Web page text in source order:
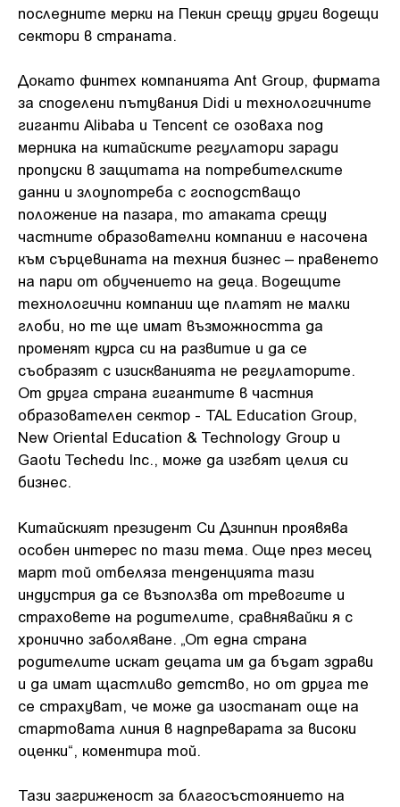
последните мерки на Пекин срещу други водещи
сектори в страната.
Докато финтех компанията Ant Group, фирмата
за споделени пътувания Didi и технологичните
гиганти Alibaba и Tencent се озоваха под
мерника на китайските регулатори заради
пропуски в защитата на потребителските
данни и злоупотреба с господстващо
положение на пазара, то атаката срещу
частните образователни компании е насочена
към сърцевината на техния бизнес – правенето
на пари от обучението на деца. Водещите
технологични компании ще платят не малки
глоби, но те ще имат възможността да
променят курса си на развитие и да се
съобразят с изискванията не регулаторите.
От друга страна гигантите в частния
образователен сектор - TAL Education Group,
New Oriental Education & Technology Group и
Gaotu Techedu Inc., може да изгбят целия си
бизнес.
Китайският президент Си Дзинпин проявява
особен интерес по тази тема. Още през месец
март той отбеляза тенденцията тази
индустрия да се възползва от тревогите и
страховете на родителите, сравнявайки я с
хронично заболяване. „От една страна
родителите искат децата им да бъдат здрави
и да имат щастливо детство, но от друга те
се страхуват, че може да изостанат още на
стартовата линия в надпреварата за високи
оценки“, коментира той.
Тази загриженост за благосъстоянието на